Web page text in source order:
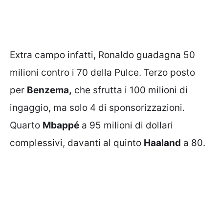
Extra campo infatti, Ronaldo guadagna 50
milioni contro i 70 della Pulce. Terzo posto
per Benzema, che sfrutta i 100 milioni di
ingaggio, ma solo 4 di sponsorizzazioni.
Quarto Mbappé a 95 milioni di dollari
complessivi, davanti al quinto Haaland a 80.